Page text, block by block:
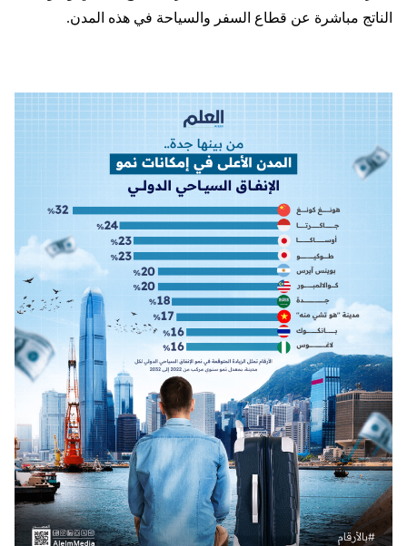
الناتج مباشرة عن قطاع السفر والسياحة في هذه المدن.